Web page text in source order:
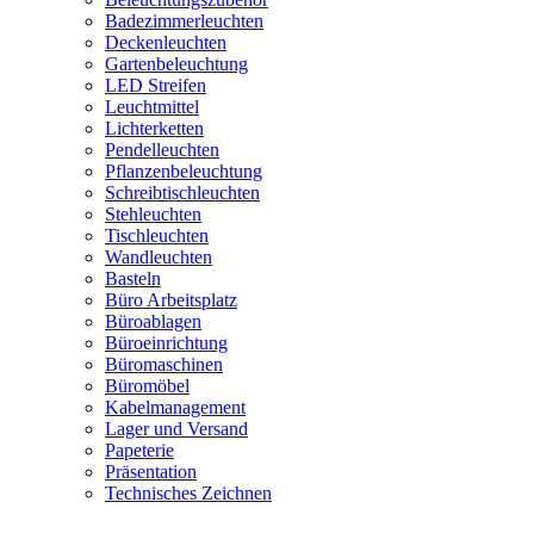
Badezimmerleuchten
Deckenleuchten
Gartenbeleuchtung
LED Streifen
Leuchtmittel
Lichterketten
Pendelleuchten
Pflanzenbeleuchtung
Schreibtischleuchten
Stehleuchten
Tischleuchten
Wandleuchten
Basteln
Büro Arbeitsplatz
Büroablagen
Büroeinrichtung
Büromaschinen
Büromöbel
Kabelmanagement
Lager und Versand
Papeterie
Präsentation
Technisches Zeichnen